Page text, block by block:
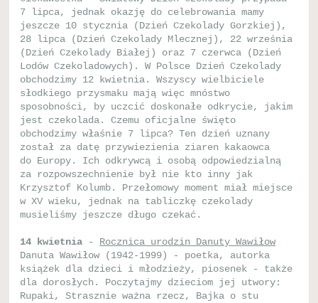
7 lipca, jednak okazję do celebrowania mamy
jeszcze 10 stycznia (Dzień Czekolady Gorzkiej),
28 lipca (Dzień Czekolady Mlecznej), 22 września
(Dzień Czekolady Białej) oraz 7 czerwca (Dzień
Lodów Czekoladowych). W Polsce Dzień Czekolady
obchodzimy 12 kwietnia. Wszyscy wielbiciele
słodkiego przysmaku mają więc mnóstwo
sposobności, by uczcić doskonałe odkrycie, jakim
jest czekolada. Czemu oficjalne święto
obchodzimy właśnie 7 lipca? Ten dzień uznany
został za datę przywiezienia ziaren kakaowca
do Europy. Ich odkrywcą i osobą odpowiedzialną
za rozpowszechnienie był nie kto inny jak
Krzysztof Kolumb. Przełomowy moment miał miejsce
w XV wieku, jednak na tabliczkę czekolady
musieliśmy jeszcze długo czekać.
14 kwietnia - Rocznica urodzin Danuty Wawiłow
Danuta Wawiłow (1942-1999) - poetka, autorka
książek dla dzieci i młodzieży, piosenek - także
dla dorosłych. Poczytajmy dzieciom jej utwory:
Rupaki, Strasznie ważna rzecz, Bajka o stu